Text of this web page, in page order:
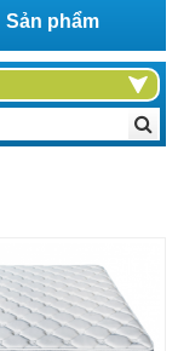
Sản phẩm